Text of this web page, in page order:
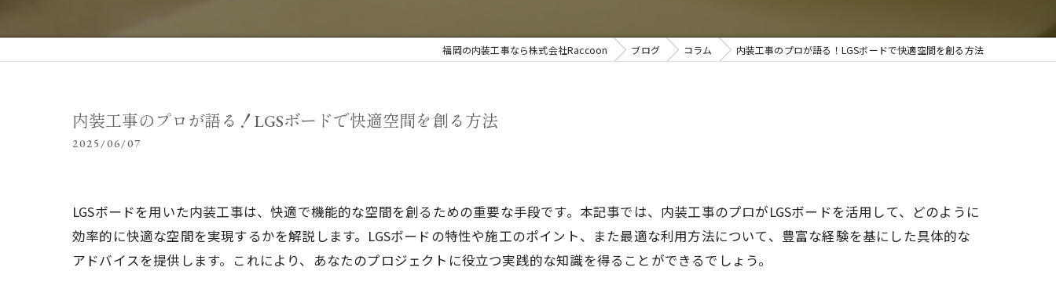
福岡の内装工事なら株式会社Raccoon ブログ コラム 内装工事のプロが語る！LGSボードで快適空間を創る方法
内装工事のプロが語る！LGSボードで快適空間を創る方法
2025/06/07
LGSボードを用いた内装工事は、快適で機能的な空間を創るための重要な手段です。本記事では、内装工事のプロがLGSボードを活用して、どのように
効率的に快適な空間を実現するかを解説します。LGSボードの特性や施工のポイント、また最適な利用方法について、豊富な経験を基にした具体的な
アドバイスを提供します。これにより、あなたのプロジェクトに役立つ実践的な知識を得ることができるでしょう。